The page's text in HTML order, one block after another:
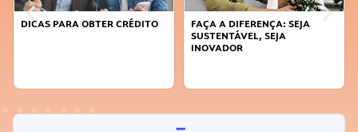
DICAS PARA OBTER CRÉDITO
FAÇA A DIFERENÇA: SEJA
SUSTENTÁVEL, SEJA
INOVADOR